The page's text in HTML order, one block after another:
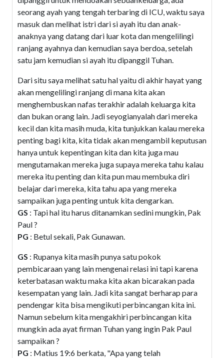
seorang ayah yang tengah terbaring di ICU, waktu saya
masuk dan melihat istri dari si ayah itu dan anak-
anaknya yang datang dari luar kota dan mengelilingi
ranjang ayahnya dan kemudian saya berdoa, setelah
satu jam kemudian si ayah itu dipanggil Tuhan.
Dari situ saya melihat satu hal yaitu di akhir hayat yang
akan mengelilingi ranjang di mana kita akan
menghembuskan nafas terakhir adalah keluarga kita
dan bukan orang lain. Jadi seyogianyalah dari mereka
kecil dan kita masih muda, kita tunjukkan kalau mereka
penting bagi kita, kita tidak akan mengambil keputusan
hanya untuk kepentingan kita dan kita juga mau
mengutamakan mereka juga supaya mereka tahu kalau
mereka itu penting dan kita pun mau membuka diri
belajar dari mereka, kita tahu apa yang mereka
sampaikan juga penting untuk kita dengarkan.
GS : Tapi hal itu harus ditanamkan sedini mungkin, Pak
Paul ?
PG : Betul sekali, Pak Gunawan.
GS : Rupanya kita masih punya satu pokok
pembicaraan yang lain mengenai relasi ini tapi karena
keterbatasan waktu maka kita akan bicarakan pada
kesempatan yang lain. Jadi kita sangat berharap para
pendengar kita bisa mengikuti perbincangan kita ini.
Namun sebelum kita mengakhiri perbincangan kita
mungkin ada ayat firman Tuhan yang ingin Pak Paul
sampaikan ?
PG : Matius 19:6 berkata, "Apa yang telah